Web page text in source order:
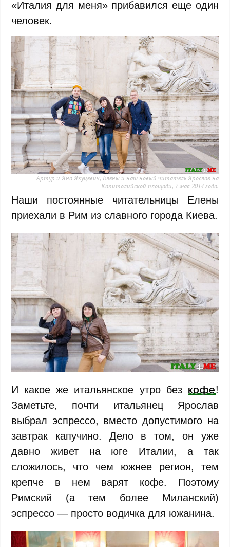
«Италия для меня» прибавился еще один
человек.
Артур и Яна Якуцевич, Елены и наш новый читатель Ярослав на
Капитолийской площади, 7 мая 2014 года.
Наши постоянные читательницы Елены
приехали в Рим из славного города Киева.
И какое же итальянское утро без кофе!
Заметьте, почти итальянец Ярослав
выбрал эспрессо, вместо допустимого на
завтрак капучино. Дело в том, он уже
давно живет на юге Италии, а так
сложилось, что чем южнее регион, тем
крепче в нем варят кофе. Поэтому
Римский (а тем более Миланский)
эспрессо — просто водичка для южанина.